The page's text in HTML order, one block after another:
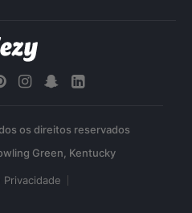
os direitos reservados
Privacidade